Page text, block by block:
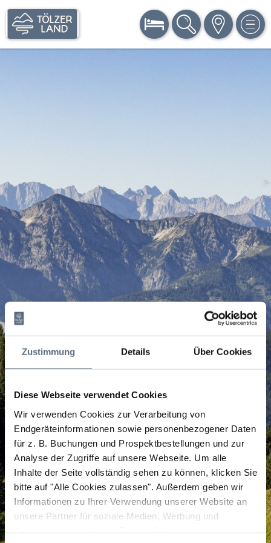
Zustimmung Details Über Cookies
Diese Webseite verwendet Cookies
Wir verwenden Cookies zur Verarbeitung von
Endgeräteinformationen sowie personenbezogener Daten
für z. B. Buchungen und Prospektbestellungen und zur
Analyse der Zugriffe auf unsere Webseite. Um alle
Inhalte der Seite vollständig sehen zu können, klicken Sie
bitte auf "Alle Cookies zulassen". Außerdem geben wir
Informationen zu Ihrer Verwendung unserer Website an
unsere Partner für soziale Medien, Werbung und
BUCHEN SUCHE KARTE MENÜ